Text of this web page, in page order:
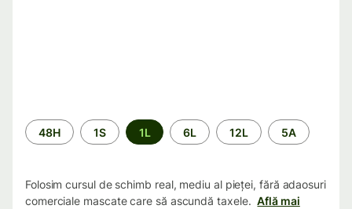
Perioada
48H 1S 1L 6L 12L 5A
Folosim cursul de schimb real, mediu al pieței, fără adaosuri
comerciale mascate care să ascundă taxele. Află mai